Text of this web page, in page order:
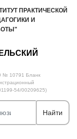
ПРАКТИЧЕСКОЙ
И
№ 10791 Бланк
54/00209625)
Найти